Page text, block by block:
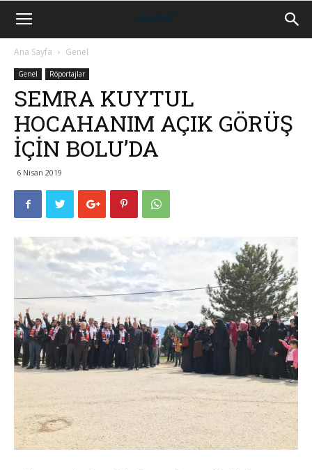
Ana Sayfa Genel
Genel Röportajlar
SEMRA KUYTUL
HOCAHANIM AÇIK GÖRÜŞ
İÇİN BOLU’DA
6 Nisan 2019